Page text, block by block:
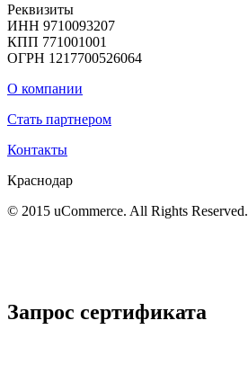
Реквизиты
ИНН 9710093207
КПП 771001001
ОГРН 1217700526064
О компании
Стать партнером
Контакты
Краснодар
© 2015 uCommerce. All Rights Reserved.
Запрос сертификата